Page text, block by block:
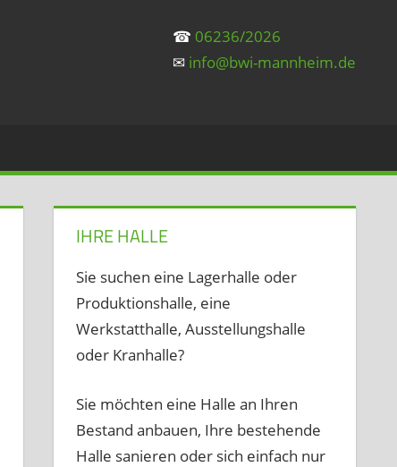
☎ 06236/2026
✉ info@bwi-mannheim.de
IHRE HALLE
Sie suchen eine Lagerhalle oder
Produktionshalle, eine
Werkstatthalle, Ausstellungshalle
oder Kranhalle?
Sie möchten eine Halle an Ihren
Bestand anbauen, Ihre bestehende
Halle sanieren oder sich einfach nur